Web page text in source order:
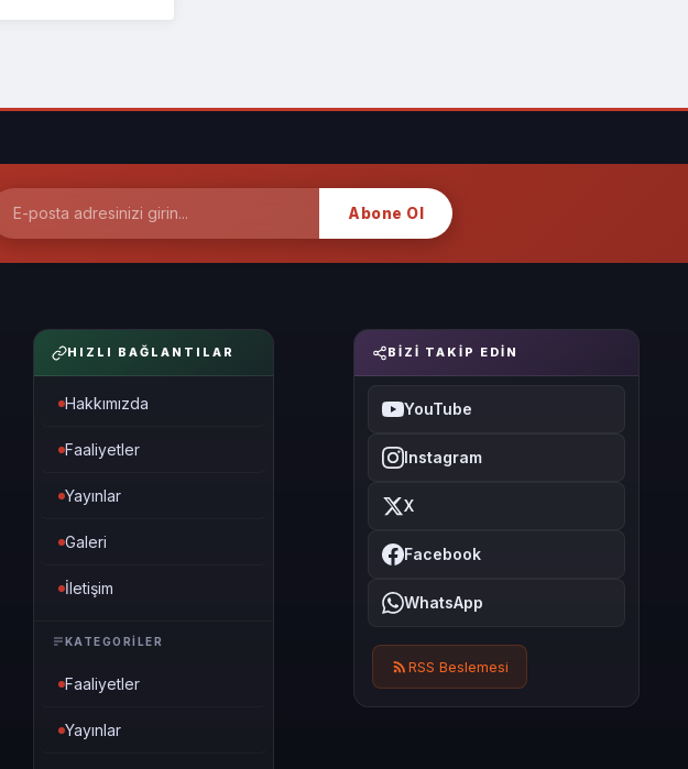
Abone Ol
HIZLI BAĞLANTILAR
Hakkımızda
Faaliyetler
Yayınlar
Galeri
İletişim
KATEGORILER
Faaliyetler
Yayınlar
BIZI TAKIP EDIN
YouTube
Instagram
X
Facebook
WhatsApp
RSS Beslemesi